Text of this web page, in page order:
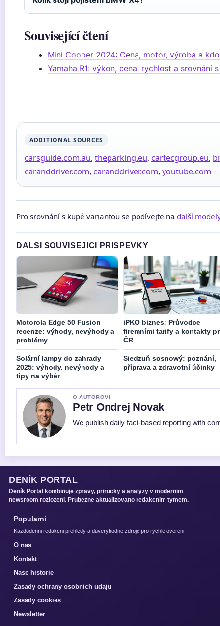
Související čtení
Mini Cooper 2024: Cena, motor, výroba a
Yamaha R1: výkon, cena, rychlost a srovnání
ADDITIONAL SOURCES
carsguide.com.au, theparking.eu, cartecgroup.eu,
caranddriver.com, caranddriver.com, youtube.com
Pro srovnání s kupé variantou se podívejte na další
DALSI SOUVISEJICI PRISPEVKY
Motorola Edge 50 Fusion
recenze: výhody, nevýhody a
problémy
iPKO biznes: Průvodce
firemními tarify a kontakty
ČR
Solární lampy do zahrady
2025: výhody, nevýhody a
tipy na výběr
Siedzuň sosnowý: poznání,
příprava a zdravotní účinky
O AUTOROVI
Petr Ondrej Novak
We publish daily fact-based reporting with
DENÍK PORTAL
Deník Portal kombinuje zpravy, prirucky a analyzy v modernim
newsroom rozlozeni. Prubezne aktualizovano redakcnim tymem.
Popularni
Kazdodenni redakcni prehledy a duveryhodne zdroje pro rychle overeni.
O nas
Kontakt
Nase historie
Zasady ochrany osobnich udaju
Zasady cookies
Newsletter